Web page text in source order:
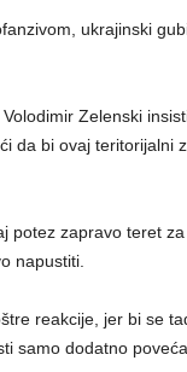
ukrajinski
Zelenski
da bi ovaj teritorijalni
potez zapravo teret
napustiti.
reakcije, jer bi se
samo dodatno